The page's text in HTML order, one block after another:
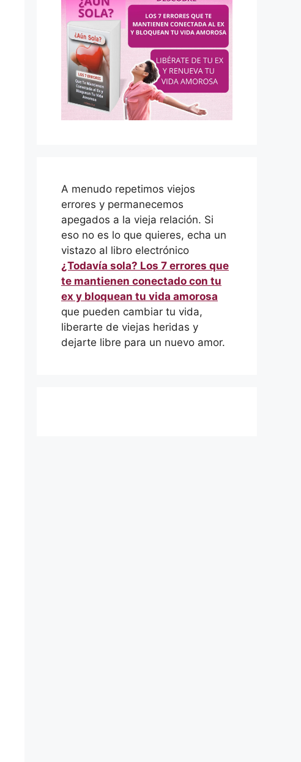
A menudo repetimos viejos
errores y permanecemos
apegados a la vieja relación. Si
eso no es lo que quieres, echa un
vistazo al libro electrónico
¿Todavía sola? Los 7 errores que
te mantienen conectado con tu
ex y bloquean tu vida amorosa
que pueden cambiar tu vida,
liberarte de viejas heridas y
dejarte libre para un nuevo amor.